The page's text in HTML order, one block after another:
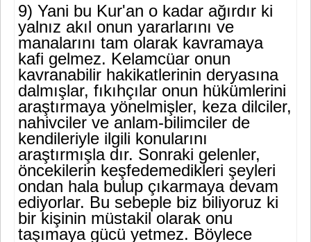
9) Yani bu Kur'an o kadar ağırdır ki
yalnız akıl onun yararlarını ve
manalarını tam olarak kavramaya
kafi gelmez. Kelamcüar onun
kavranabilir hakikatlerinin deryasına
dalmışlar, fıkıhçılar onun hü­kümlerini
araştırmaya yönelmişler, keza dilciler,
nahivciler ve anlam-bilimciler de
kendileriyle ilgili konularını
araştırmışla dır. Sonraki ge­lenler,
öncekilerin keşfedemedikleri şeyleri
ondan hala bulup çıkarma­ya devam
ediyorlar. Bu sebeple biz biliyoruz ki
bir kişinin müstakil olarak onu
taşımaya gücü yetmez. Böylece